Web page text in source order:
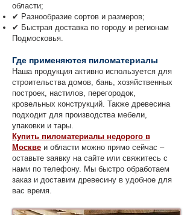
области;
✔ Разнообразие сортов и размеров;
✔ Быстрая доставка по городу и регионам
Подмосковья.
Где применяются пиломатериалы
Наша продукция активно используется для
строительства домов, бань, хозяйственных
построек, настилов, перегородок,
кровельных конструкций. Также древесина
подходит для производства мебели,
упаковки и тары.
Купить пиломатериалы недорого в
Москве и области можно прямо сейчас –
оставьте заявку на сайте или свяжитесь с
нами по телефону. Мы быстро обработаем
заказ и доставим древесину в удобное для
вас время.